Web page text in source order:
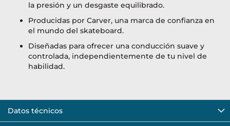
la presión y un desgaste equilibrado.
Producidas por Carver, una marca de confianza en
el mundo del skateboard.
Diseñadas para ofrecer una conducción suave y
controlada, independientemente de tu nivel de
habilidad.
Datos técnicos